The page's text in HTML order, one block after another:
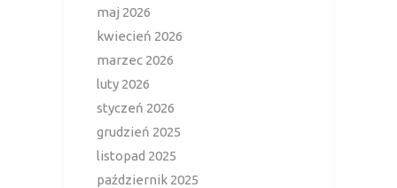
maj 2026
kwiecień 2026
marzec 2026
luty 2026
styczeń 2026
grudzień 2025
listopad 2025
październik 2025